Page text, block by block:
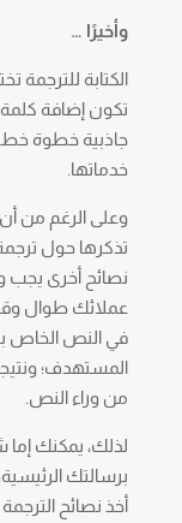
وأخيرًا …
الكتابة للترجمة
تكون إضافة
جاذبية خطوة
خدماتها.
وعلى الرغم من
تذكرها حول
نصائح أخرى يجب
عملائك طوال وقت
في النص الخاص
المستهدف؛
من وراء النص.
لذلك، يمكنك إما
برسالتك
أخذ نصائح